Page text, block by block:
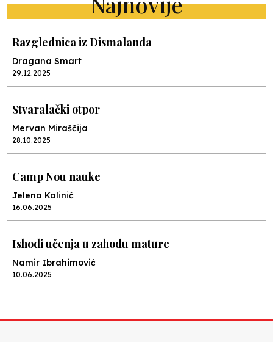
Razglednica iz Dismalanda
Dragana Smart
29.12.2025
Stvaralački otpor
Mervan Miraščija
28.10.2025
Camp Nou nauke
Jelena Kalinić
16.06.2025
Ishodi učenja u zahodu mature
Namir Ibrahimović
10.06.2025